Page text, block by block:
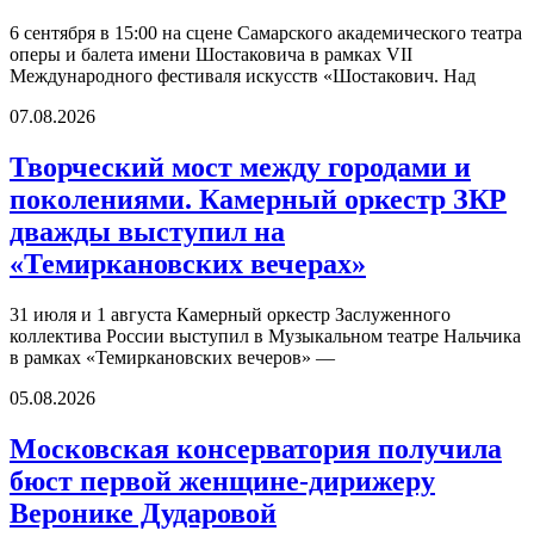
6 сентября в 15:00 на сцене Самарского академического театра
оперы и балета имени Шостаковича в рамках VII
Международного фестиваля искусств «Шостакович. Над
07.08.2026
Творческий мост между городами и
поколениями. Камерный оркестр ЗКР
дважды выступил на
«Темиркановских вечерах»
31 июля и 1 августа Камерный оркестр Заслуженного
коллектива России выступил в Музыкальном театре Нальчика
в рамках «Темиркановских вечеров» —
05.08.2026
Московская консерватория получила
бюст первой женщине-дирижеру
Веронике Дударовой